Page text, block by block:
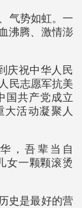
气势如虹。一
沸腾、激情澎
庆祝中华人民
民志愿军抗美
国共产党成立
大活动凝聚人
，吾辈当自
女一颗颗滚烫
史是最好的营